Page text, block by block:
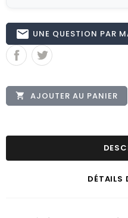
email UNE QUESTION PAR
 AJOUTER AU PANIER
DÉTAILS